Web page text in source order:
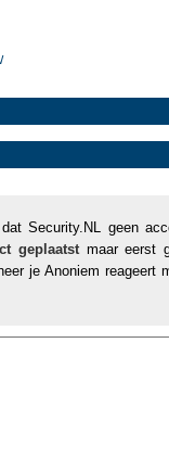
Security.NL geen
geplaatstmaar eerst
je Anoniem reageert